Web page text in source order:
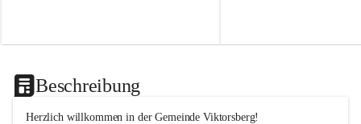
Beschreibung
Herzlich willkommen in der Gemeinde Viktorsberg!